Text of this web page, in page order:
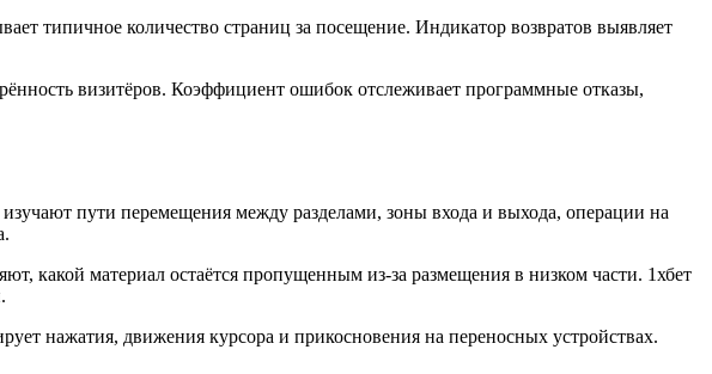
типичное количество страниц за посещение. Индикатор возвратов выявляет
визитёров. Коэффициент ошибок отслеживает программные отказы,
пути перемещения между разделами, зоны входа и выхода, операции на
какой материал остаётся пропущенным из-за размещения в низком части. 1хбет
нажатия, движения курсора и прикосновения на переносных устройствах.